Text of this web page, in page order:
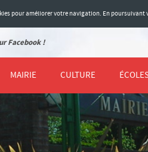
pour améliorer votre navigation. En
Facebook !
MAIRIE CULTURE